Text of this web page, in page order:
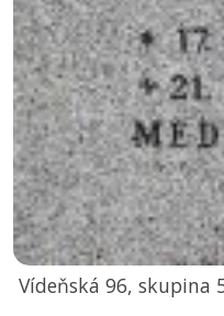
Vídeňská 96, skupina